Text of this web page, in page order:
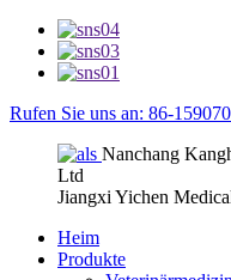
Rufen Sie uns an: 86-
Nanchang
Ltd
Jiangxi Yichen
Heim
Produkte